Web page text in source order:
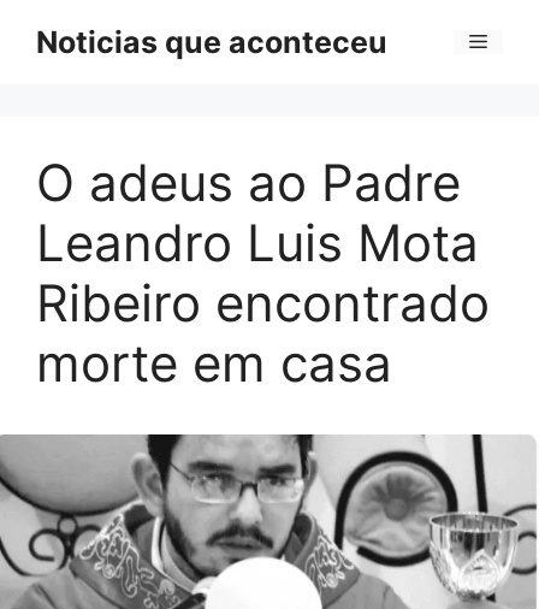
Noticias que aconteceu Menu
O adeus ao Padre
Leandro Luis Mota
Ribeiro encontrado
morte em casa